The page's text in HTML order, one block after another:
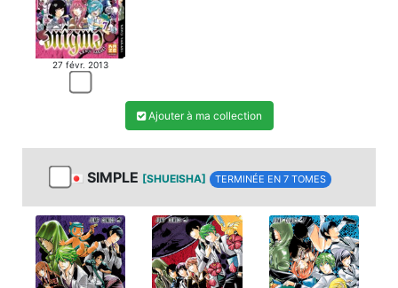
27 févr. 2013
Ajouter à ma collection
SIMPLE [SHUEISHA] TERMINÉE EN 7 TOMES